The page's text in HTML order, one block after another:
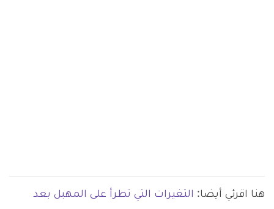
هنا اقرئي أيضا: التغيرات التي تطرأ على المهبل بعد